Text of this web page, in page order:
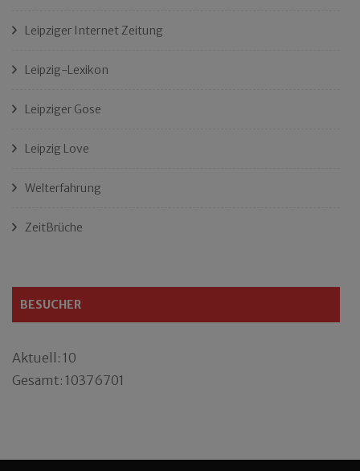
Leipziger Internet Zeitung
Leipzig-Lexikon
Leipziger Gose
Leipzig Love
Welterfahrung
ZeitBrüche
BESUCHER
Aktuell: 10
Gesamt: 10376701